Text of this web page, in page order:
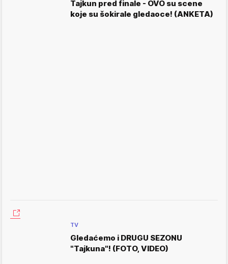
Tajkun pred finale - OVO su scene
koje su šokirale gledaoce! (ANKETA)
TV
Gledaćemo i DRUGU SEZONU
"Tajkuna"! (FOTO, VIDEO)